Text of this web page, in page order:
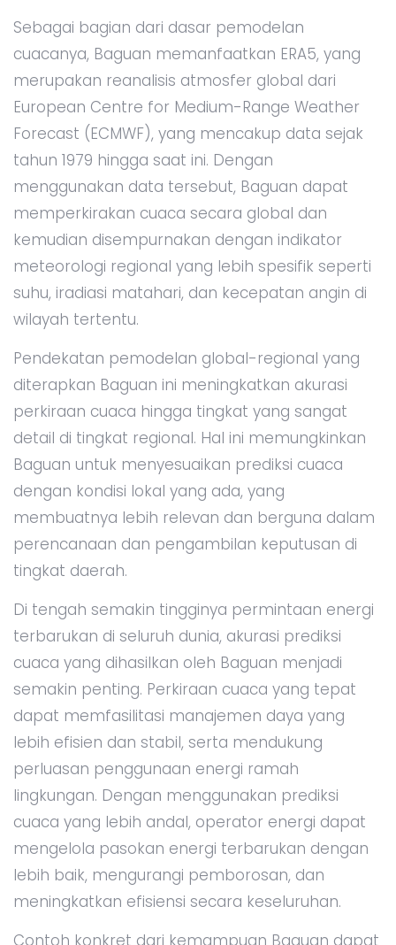
Sebagai bagian dari dasar pemodelan
cuacanya, Baguan memanfaatkan ERA5, yang
merupakan reanalisis atmosfer global dari
European Centre for Medium-Range Weather
Forecast (ECMWF), yang mencakup data sejak
tahun 1979 hingga saat ini. Dengan
menggunakan data tersebut, Baguan dapat
memperkirakan cuaca secara global dan
kemudian disempurnakan dengan indikator
meteorologi regional yang lebih spesifik seperti
suhu, iradiasi matahari, dan kecepatan angin di
wilayah tertentu.
Pendekatan pemodelan global-regional yang
diterapkan Baguan ini meningkatkan akurasi
perkiraan cuaca hingga tingkat yang sangat
detail di tingkat regional. Hal ini memungkinkan
Baguan untuk menyesuaikan prediksi cuaca
dengan kondisi lokal yang ada, yang
membuatnya lebih relevan dan berguna dalam
perencanaan dan pengambilan keputusan di
tingkat daerah.
Di tengah semakin tingginya permintaan energi
terbarukan di seluruh dunia, akurasi prediksi
cuaca yang dihasilkan oleh Baguan menjadi
semakin penting. Perkiraan cuaca yang tepat
dapat memfasilitasi manajemen daya yang
lebih efisien dan stabil, serta mendukung
perluasan penggunaan energi ramah
lingkungan. Dengan menggunakan prediksi
cuaca yang lebih andal, operator energi dapat
mengelola pasokan energi terbarukan dengan
lebih baik, mengurangi pemborosan, dan
meningkatkan efisiensi secara keseluruhan.
Contoh konkret dari kemampuan Baguan dapat